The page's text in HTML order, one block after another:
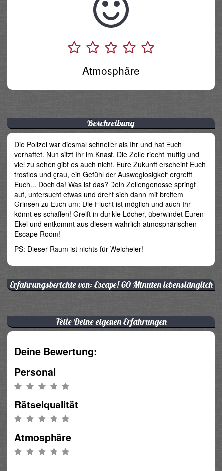
Atmosphäre
Beschreibung
Die Polizei war diesmal schneller als Ihr und hat Euch
verhaftet. Nun sitzt Ihr im Knast. Die Zelle riecht muffig und
viel zu sehen gibt es auch nicht. Eure Zukunft erscheint Euch
trostlos und grau, ein Gefühl der Ausweglosigkeit ergreift
Euch... Doch da! Was ist das? Dein Zellengenosse springt
auf, untersucht etwas und dreht sich dann mit breitem
Grinsen zu Euch um: Die Flucht ist möglich und auch Ihr
könnt es schaffen! Greift in dunkle Löcher, überwindet Euren
Ekel und entkommt aus diesem wahrlich atmosphärischen
Escape Room!
PS: Dieser Raum ist nichts für Weicheier!
Erfahrungsberichte von: Escape! 60 Minuten lebenslänglich
Teile Deine eigenen Erfahrungen
Deine Bewertung:
Personal
Rätselqualität
Atmosphäre